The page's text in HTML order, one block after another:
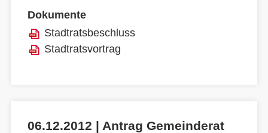
Dokumente
Stadtratsbeschluss
Stadtratsvortrag
06.12.2012 | Antrag Gemeinderat